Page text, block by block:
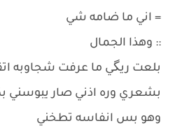
= اني ما ضامه شي
:: وهذا الجمال
بلعت ريگي ما عرفت شجاوبه
بشعري وره اذني صار يبوسني
وهو بس انفاسه تطخني